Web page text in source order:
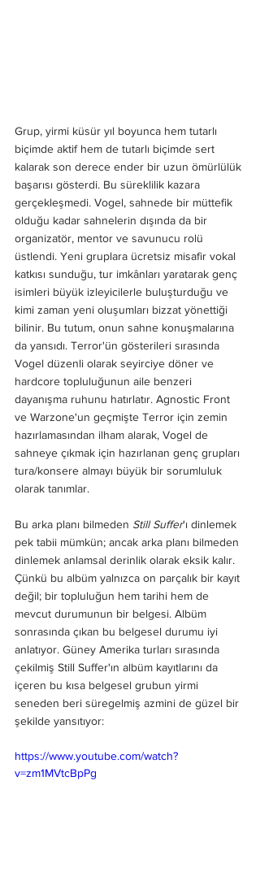
Grup, yirmi küsür yıl boyunca hem tutarlı
biçimde aktif hem de tutarlı biçimde sert
kalarak son derece ender bir uzun ömürlülük
başarısı gösterdi. Bu süreklilik kazara
gerçekleşmedi. Vogel, sahnede bir müttefik
olduğu kadar sahnelerin dışında da bir
organizatör, mentor ve savunucu rolü
üstlendi. Yeni gruplara ücretsiz misafir vokal
katkısı sunduğu, tur imkânları yaratarak genç
isimleri büyük izleyicilerle buluşturduğu ve
kimi zaman yeni oluşumları bizzat yönettiği
bilinir. Bu tutum, onun sahne konuşmalarına
da yansıdı. Terror'ün gösterileri sırasında
Vogel düzenli olarak seyirciye döner ve
hardcore topluluğunun aile benzeri
dayanışma ruhunu hatırlatır. Agnostic Front
ve Warzone'un geçmişte Terror için zemin
hazırlamasından ilham alarak, Vogel de
sahneye çıkmak için hazırlanan genç grupları
tura/konsere almayı büyük bir sorumluluk
olarak tanımlar.
Bu arka planı bilmeden Still Suffer'ı dinlemek
pek tabii mümkün; ancak arka planı bilmeden
dinlemek anlamsal derinlik olarak eksik kalır.
Çünkü bu albüm yalnızca on parçalık bir kayıt
değil; bir topluluğun hem tarihi hem de
mevcut durumunun bir belgesi. Albüm
sonrasında çıkan bu belgesel durumu iyi
anlatıyor. Güney Amerika turları sırasında
çekilmiş Still Suffer'ın albüm kayıtlarını da
içeren bu kısa belgesel grubun yirmi
seneden beri süregelmiş azmini de güzel bir
şekilde yansıtıyor:
https://www.youtube.com/watch?
v=zm1MVtcBpPg